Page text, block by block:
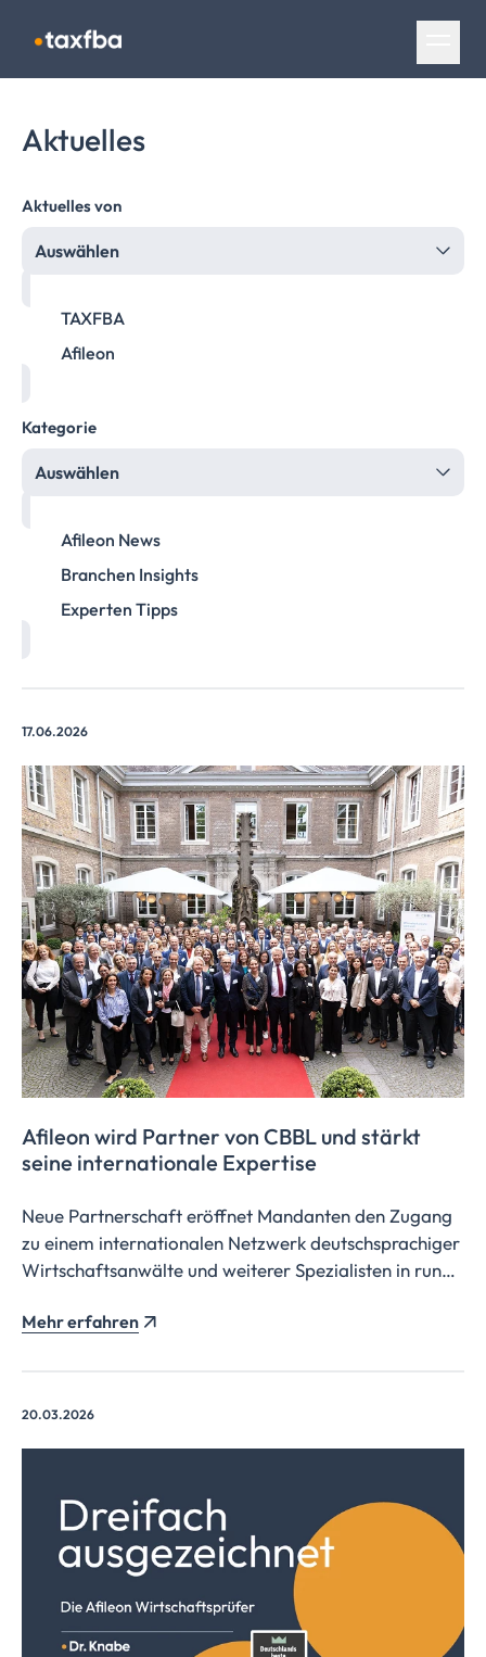
Navigation überspringen
Aktuelles
Aktuelles von
Auswählen
TAXFBA
Afileon
Kategorie
Auswählen
Afileon News
Branchen Insights
Experten Tipps
17.06.2026
Afileon wird Partner von CBBL und stärkt
seine internationale Expertise
Neue Partnerschaft eröffnet Mandanten den Zugang
zu einem internationalen Netzwerk deutschsprachiger
Wirtschaftsanwälte und weiterer Spezialisten in rund
Mehr erfahren
20.03.2026